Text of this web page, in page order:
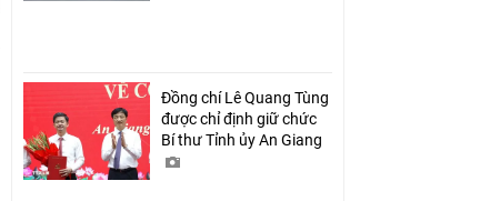
Đồng chí Lê Quang Tùng
được chỉ định giữ chức
Bí thư Tỉnh ủy An Giang